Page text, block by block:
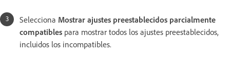
Selecciona Mostrar ajustes preestablecidos parcialmente
compatibles para mostrar todos los ajustes preestablecidos,
incluidos los incompatibles.